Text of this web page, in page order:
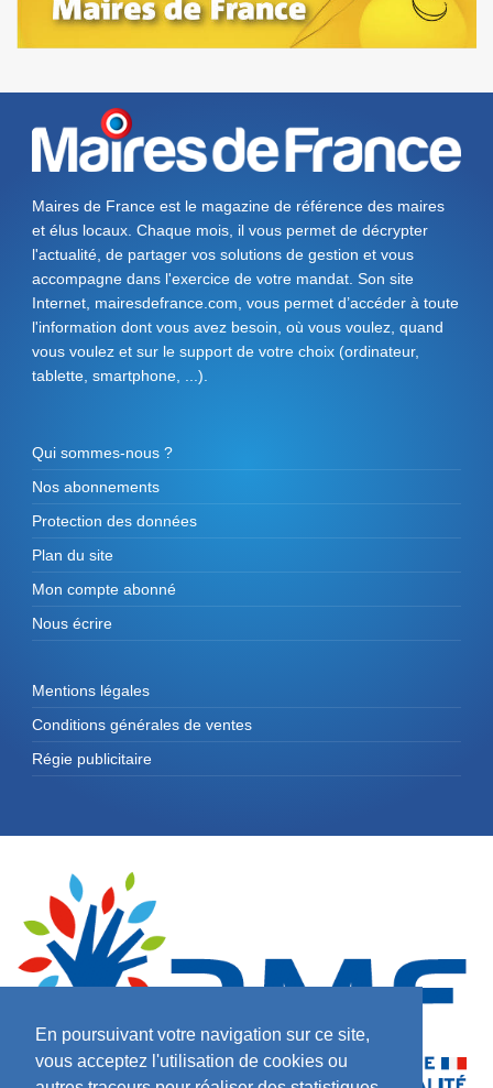
En poursuivant votre navigation sur ce site,
vous acceptez l'utilisation de cookies ou
Maires de France est le magazine de référence des maires
et élus locaux. Chaque mois, il vous permet de décrypter
l'actualité, de partager vos solutions de gestion et vous
accompagne dans l'exercice de votre mandat. Son site
Internet, mairesdefrance.com, vous permet d’accéder à toute
l'information dont vous avez besoin, où vous voulez, quand
vous voulez et sur le support de votre choix (ordinateur,
tablette, smartphone, ...).
Qui sommes-nous ?
Nos abonnements
Protection des données
Plan du site
Mon compte abonné
Nous écrire
Mentions légales
Conditions générales de ventes
Régie publicitaire